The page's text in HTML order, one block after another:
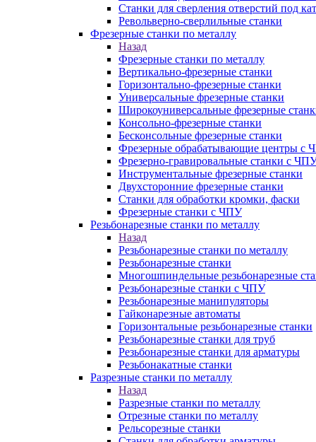
Станки для сверления отверстий под
Револьверно-сверлильные станки
Фрезерные станки по металлу
Назад
Фрезерные станки по металлу
Вертикально-фрезерные станки
Горизонтально-фрезерные станки
Универсальные фрезерные станки
Широкоуниверсальные фрезерные
Консольно-фрезерные станки
Бесконсольные фрезерные станки
Фрезерные обрабатывающие центры с
Фрезерно-гравировальные станки с
Инструментальные фрезерные станки
Двухсторонние фрезерные станки
Станки для обработки кромки, фаски
Фрезерные станки с ЧПУ
Резьбонарезные станки по металлу
Назад
Резьбонарезные станки по металлу
Резьбонарезные станки
Многошпиндельные резьбонарезные
Резьбонарезные станки с ЧПУ
Резьбонарезные манипуляторы
Гайконарезные автоматы
Горизонтальные резьбонарезные станки
Резьбонарезные станки для труб
Резьбонарезные станки для арматуры
Резьбонакатные станки
Разрезные станки по металлу
Назад
Разрезные станки по металлу
Отрезные станки по металлу
Рельсорезные станки